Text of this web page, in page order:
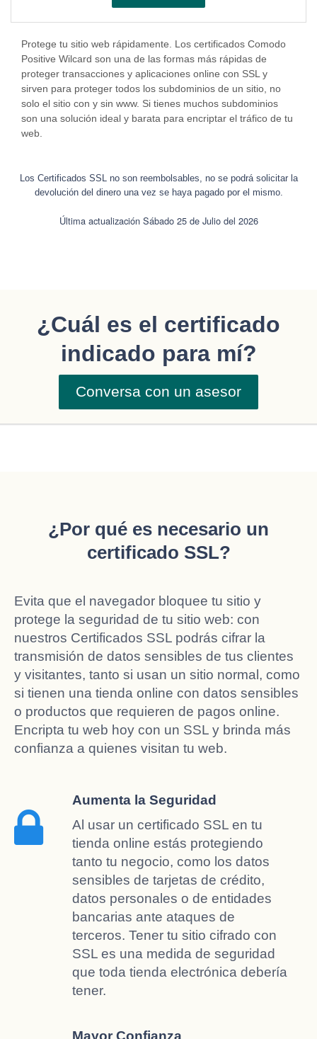
Protege tu sitio web rápidamente. Los certificados Comodo
Positive Wilcard son una de las formas más rápidas de
proteger transacciones y aplicaciones online con SSL y
sirven para proteger todos los subdominios de un sitio, no
solo el sitio con y sin www. Si tienes muchos subdominios
son una solución ideal y barata para encriptar el tráfico de tu
web.
Los Certificados SSL no son reembolsables, no se podrá solicitar la
devolución del dinero una vez se haya pagado por el mismo.
Última actualización Sábado 25 de Julio del 2026
¿Cuál es el certificado
indicado para mí?
Conversa con un asesor
¿Por qué es necesario un
certificado SSL?
Evita que el navegador bloquee tu sitio y
protege la seguridad de tu sitio web: con
nuestros Certificados SSL podrás cifrar la
transmisión de datos sensibles de tus clientes
y visitantes, tanto si usan un sitio normal, como
si tienen una tienda online con datos sensibles
o productos que requieren de pagos online.
Encripta tu web hoy con un SSL y brinda más
confianza a quienes visitan tu web.
Aumenta la Seguridad
Al usar un certificado SSL en tu
tienda online estás protegiendo
tanto tu negocio, como los datos
sensibles de tarjetas de crédito,
datos personales o de entidades
bancarias ante ataques de
terceros. Tener tu sitio cifrado con
SSL es una medida de seguridad
que toda tienda electrónica debería
tener.
Mayor Confianza